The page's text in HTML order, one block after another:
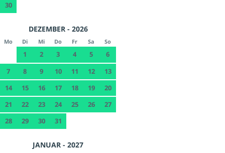
30
DEZEMBER - 2026
Mo Di Mi Do Fr Sa So
1 2 3 4 5
6
7
8 9 10 11 12
13
14
15 16 17 18 19
20
21
22 23 24 25 26
27
28
29 30 31
JANUAR - 2027